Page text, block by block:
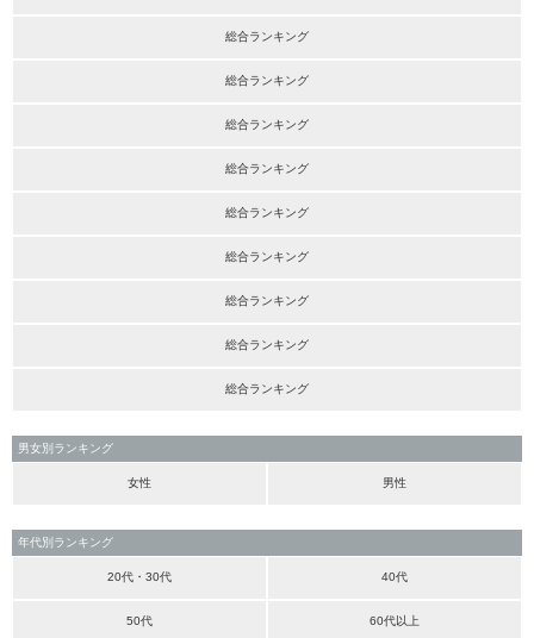
総合ランキング
総合ランキング
総合ランキング
総合ランキング
総合ランキング
総合ランキング
総合ランキング
総合ランキング
総合ランキング
男女別ランキング
女性 男性
年代別ランキング
20代・30代 40代
50代 60代以上